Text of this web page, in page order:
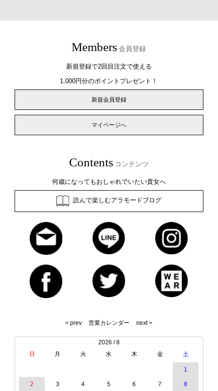
Members 会員登録
新規登録で2回目注文で使える
1,000円分のポイントプレゼント！
新規会員登録
マイページへ
Contents コンテンツ
何歳になってもおしゃれでいたい貴女へ
読んで楽しむアラモードブログ
< prev 営業カレンダー next >
2026 / 8
日
月 火 水 木 金 土
1
2 3 4 5 6 7 8